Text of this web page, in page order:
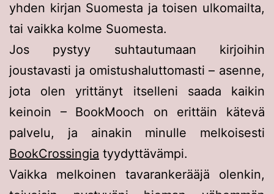
yhden kirjan Suomesta ja toisen ulkomailta,
tai vaikka kolme Suomesta.
Jos pystyy suhtautumaan kirjoihin
joustavasti ja omistushaluttomasti – asenne,
jota olen yrittänyt itselleni saada kaikin
keinoin – BookMooch on erittäin kätevä
palvelu, ja ainakin minulle melkoisesti
BookCrossingia tyydyttävämpi.
Vaikka melkoinen tavarankerääjä olenkin,